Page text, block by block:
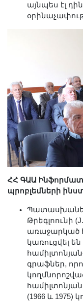
այնպես էլ
ՀՀ ԳԱԱ
պրոբլեմների
Թրեգլոունի (J.
առաջարկած
կառուցվել
գրաֆներ,
(1966 և